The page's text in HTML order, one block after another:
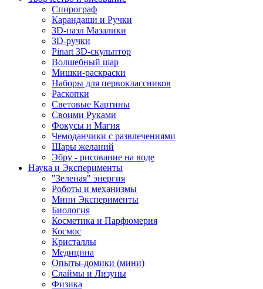
Спирограф
Карандаши и Ручки
3D-пазл Мазалики
3D-ручки
Pinart 3D-скульптор
Волшебный шар
Мишки-раскраски
Наборы для первоклассников
Раскопки
Световые Картины
Своими Руками
Фокусы и Магия
Чемоданчики с развлечениями
Шары желаний
Эбру - рисование на воде
Наука и Эксперименты
"Зеленая" энергия
Роботы и механизмы
Мини Эксперименты
Биология
Косметика и Парфюмерия
Космос
Кристаллы
Медицина
Опыты-домики (мини)
Слаймы и Лизуны
Физика